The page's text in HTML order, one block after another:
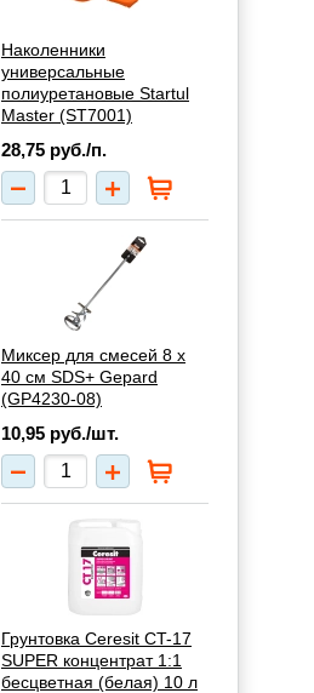
Наколенники
универсальные
полиуретановые Startul
Master (ST7001)
28,75 руб./п.
Миксер для смесей 8 х
40 см SDS+ Gepard
(GP4230-08)
10,95 руб./шт.
Грунтовка Ceresit CT-17
SUPER концентрат 1:1
бесцветная (белая) 10 л